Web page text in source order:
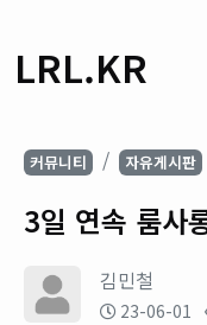
LRL.KR
커뮤니티 자유게시판
3일 연속 룸사
김민철
23-06-01